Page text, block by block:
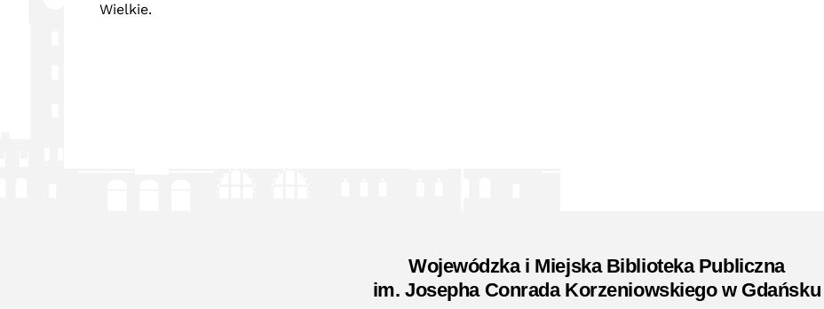
Wielkie.
Wojewódzka i Miejska Biblioteka Publiczna
im. Josepha Conrada Korzeniowskiego w Gdańsku